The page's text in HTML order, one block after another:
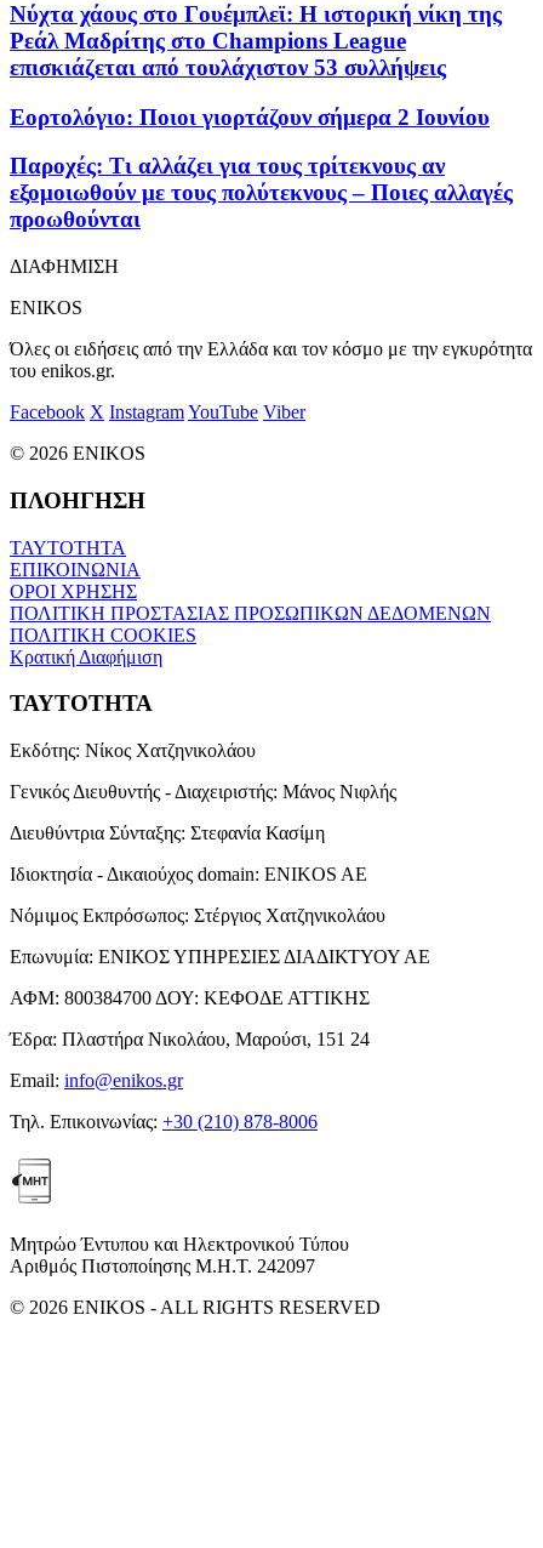
Νύχτα χάους στο Γουέμπλεϊ: Η ιστορική νίκη της
Ρεάλ Μαδρίτης στο Champions League
επισκιάζεται από τουλάχιστον 53 συλλήψεις
Εορτολόγιο: Ποιοι γιορτάζουν σήμερα 2 Ιουνίου
Παροχές: Τι αλλάζει για τους τρίτεκνους αν
εξομοιωθούν με τους πολύτεκνους – Ποιες αλλαγές
προωθούνται
ΔΙΑΦΗΜΙΣΗ
ENIKOS
Όλες οι ειδήσεις από την Ελλάδα και τον κόσμο με την εγκυρότητα
του enikos.gr.
Facebook X InstagramYouTube Viber
© 2026 ENIKOS
ΠΛΟΗΓΗΣΗ
ΤΑΥΤΟΤΗΤΑ
ΕΠΙΚΟΙΝΩΝΙΑ
ΟΡΟΙ ΧΡΗΣΗΣ
ΠΟΛΙΤΙΚΗ ΠΡΟΣΤΑΣΙΑΣ ΠΡΟΣΩΠΙΚΩΝ ΔΕΔΟΜΕΝΩΝ
ΠΟΛΙΤΙΚΗ COOKIES
Κρατική Διαφήμιση
ΤΑΥΤΟΤΗΤΑ
Εκδότης: Νίκος Χατζηνικολάου
Γενικός Διευθυντής - Διαχειριστής: Μάνος Νιφλής
Διευθύντρια Σύνταξης: Στεφανία Κασίμη
Ιδιοκτησία - Δικαιούχος domain: ENIKOS AE
Νόμιμος Εκπρόσωπος: Στέργιος Χατζηνικολάου
Επωνυμία: ΕΝΙΚΟΣ ΥΠΗΡΕΣΙΕΣ ΔΙΑΔΙΚΤΥΟΥ ΑΕ
ΑΦΜ: 800384700 ΔΟΥ: ΚΕΦΟΔΕ ΑΤΤΙΚΗΣ
Έδρα: Πλαστήρα Νικολάου, Μαρούσι, 151 24
Email: info@enikos.gr
Τηλ. Επικοινωνίας: +30 (210) 878-8006
Μητρώο Έντυπου και Ηλεκτρονικού Τύπου
Αριθμός Πιστοποίησης Μ.Η.Τ. 242097
© 2026 ENIKOS - ALL RIGHTS RESERVED